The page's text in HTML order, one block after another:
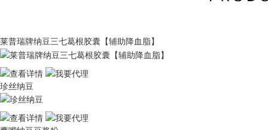
莱普瑞牌纳豆三七葛根胶囊【辅助降血脂】
珍丝纳豆